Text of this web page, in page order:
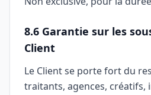
8.6 Garantie sur les
Client
Le Client se porte fort du
traitants, agences, créatifs,